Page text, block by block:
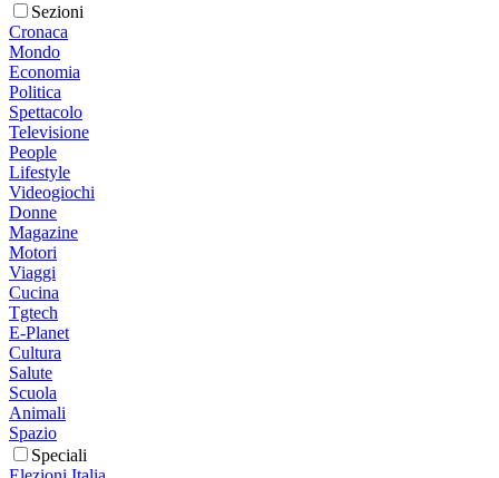
Sezioni
Cronaca
Mondo
Economia
Politica
Spettacolo
Televisione
People
Lifestyle
Videogiochi
Donne
Magazine
Motori
Viaggi
Cucina
Tgtech
E-Planet
Cultura
Salute
Scuola
Animali
Spazio
Speciali